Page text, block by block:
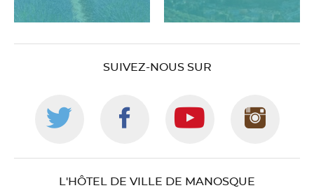
SUIVEZ-NOUS SUR
Suivez-
nous
Suivez-
nous
Suivez-
nous
L'HÔTEL DE VILLE DE MANOSQUE